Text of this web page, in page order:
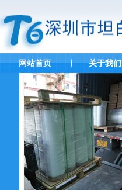
网站首页 关于我们